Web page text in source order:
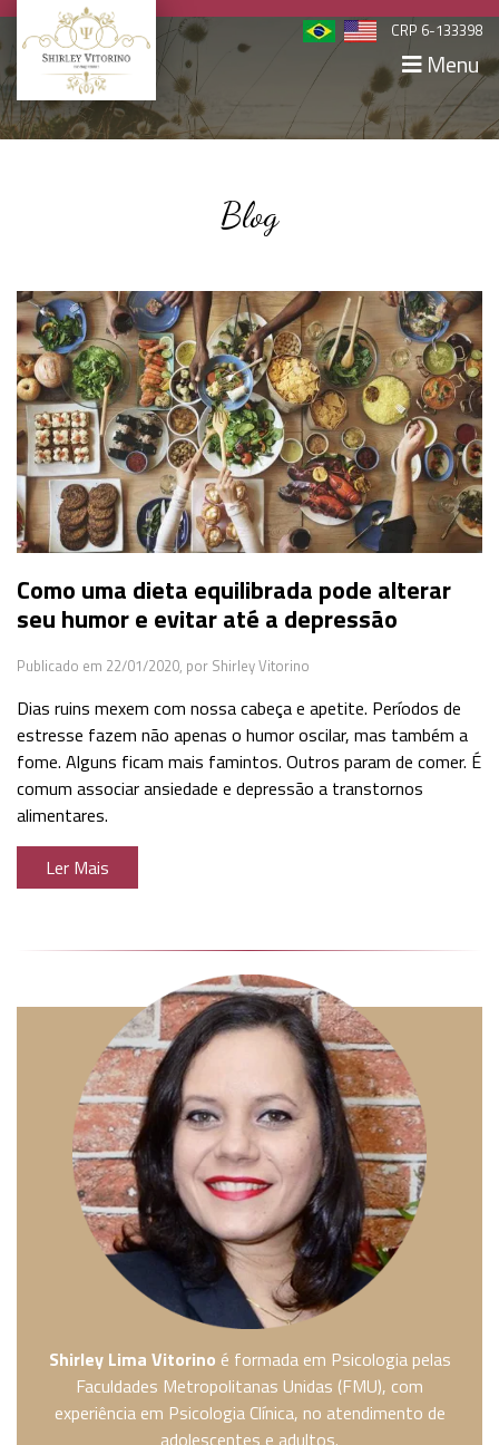
CRP 6-133398
Menu
Blog
Como uma dieta equilibrada pode alterar
seu humor e evitar até a depressão
Publicado em 22/01/2020, por Shirley Vitorino
Dias ruins mexem com nossa cabeça e apetite. Períodos de
estresse fazem não apenas o humor oscilar, mas também a
fome. Alguns ficam mais famintos. Outros param de comer. É
comum associar ansiedade e depressão a transtornos
alimentares.
Ler Mais
Shirley Lima Vitorino é formada em Psicologia pelas
Faculdades Metropolitanas Unidas (FMU), com
experiência em Psicologia Clínica, no atendimento de
adolescentes e adultos.